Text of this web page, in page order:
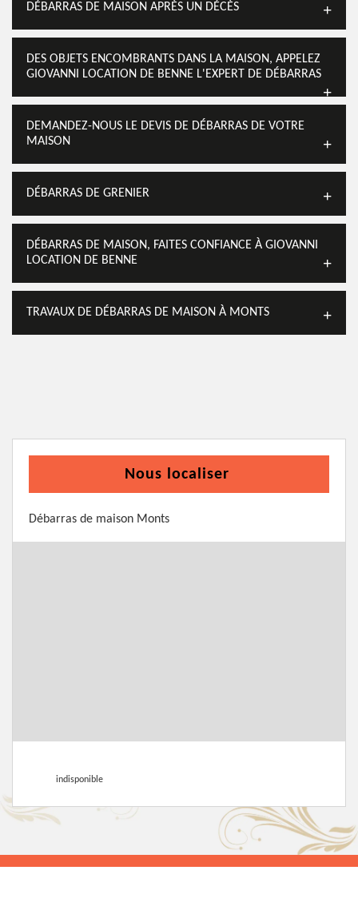
DÉBARRAS DE MAISON APRÈS UN DÉCÈS
DES OBJETS ENCOMBRANTS DANS LA MAISON, APPELEZ
GIOVANNI LOCATION DE BENNE L'EXPERT DE DÉBARRAS
DEMANDEZ-NOUS LE DEVIS DE DÉBARRAS DE VOTRE
MAISON
DÉBARRAS DE GRENIER
DÉBARRAS DE MAISON, FAITES CONFIANCE À GIOVANNI
LOCATION DE BENNE
TRAVAUX DE DÉBARRAS DE MAISON À MONTS
Nous localiser
Débarras de maison Monts
indisponible